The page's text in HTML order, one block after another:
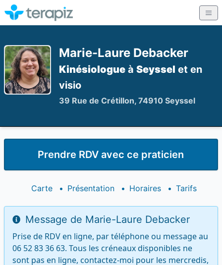
Marie-Laure Debacker
Kinésiologueà Seyssel et en
visio
39 Rue de Crétillon, 74910 Seyssel
Prendre RDV avec ce praticien
Carte • Présentation • Horaires • Tarifs
Message de Marie-Laure Debacker
Prise de RDV en ligne, par téléphone ou message au
06 52 83 36 63. Tous les créneaux disponibles ne
sont pas en ligne, contactez-moi pour les mercredis,